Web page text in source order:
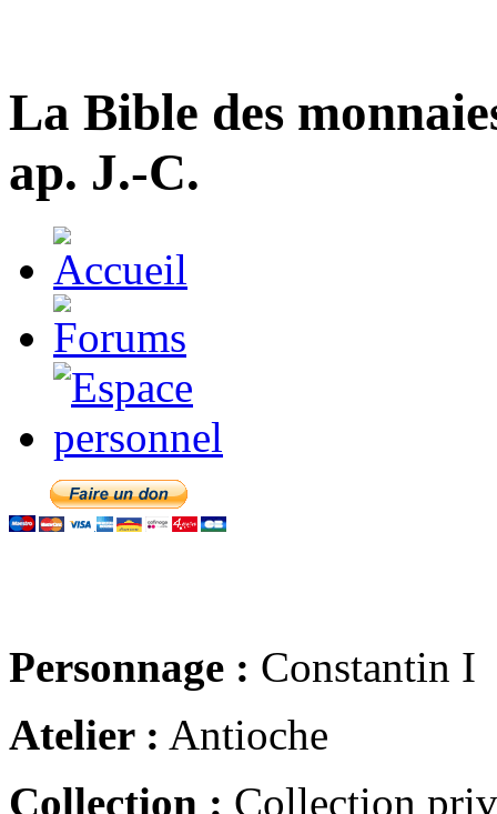
La Bible des
ap. J.-C.
Personnage : Constantin I
Atelier : Antioche
Collection : Collection